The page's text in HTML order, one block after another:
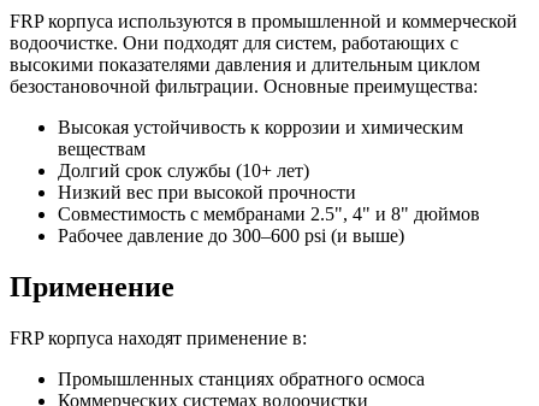
FRP корпуса используются в промышленной и коммерческой
водоочистке. Они подходят для систем, работающих с
высокими показателями давления и длительным циклом
безостановочной фильтрации. Основные преимущества:
Высокая устойчивость к коррозии и химическим
веществам
Долгий срок службы (10+ лет)
Низкий вес при высокой прочности
Совместимость с мембранами 2.5", 4" и 8" дюймов
Рабочее давление до 300–600 psi (и выше)
Применение
FRP корпуса находят применение в:
Промышленных станциях обратного осмоса
Коммерческих системах водоочистки